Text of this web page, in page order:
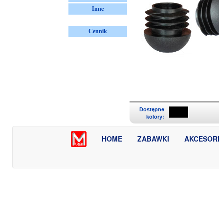
Inne
Cennik
Dostępne
kolory:
HOME ZABAWKI